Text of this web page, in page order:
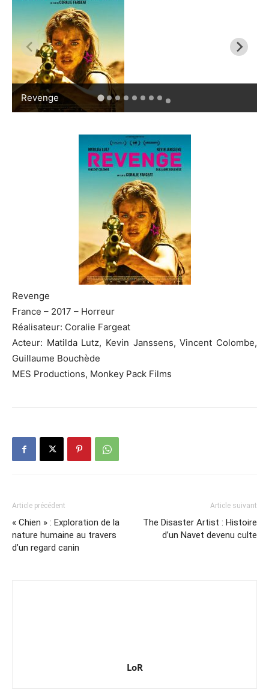
Revenge
Revenge
France – 2017 – Horreur
Réalisateur: Coralie Fargeat
Acteur: Matilda Lutz, Kevin Janssens, Vincent Colombe,
Guillaume Bouchède
MES Productions, Monkey Pack Films
Article précédent
« Chien » : Exploration de la
nature humaine au travers
d’un regard canin
Article suivant
The Disaster Artist : Histoire
d’un Navet devenu culte
LoR